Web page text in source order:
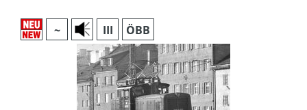
~ III ÖBB